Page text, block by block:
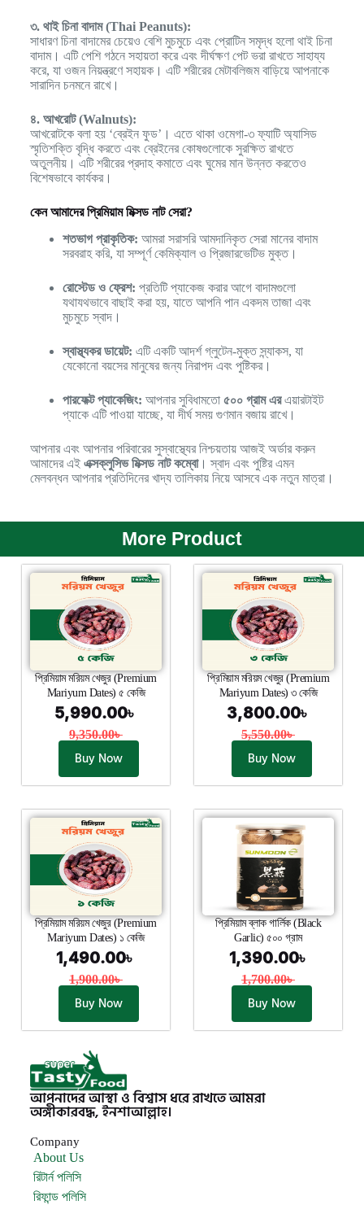
৩. থাই চিনা বাদাম (Thai Peanuts):
সাধারণ চিনা বাদামের চেয়েও বেশি মুচমুচে এবং প্রোটিন সমৃদ্ধ হলো থাই চিনা
বাদাম। এটি পেশি গঠনে সহায়তা করে এবং দীর্ঘক্ষণ পেট ভরা রাখতে সাহায্য
করে, যা ওজন নিয়ন্ত্রণে সহায়ক। এটি শরীরের মেটাবলিজম বাড়িয়ে আপনাকে
সারাদিন চনমনে রাখে।
৪. আখরোট (Walnuts):
আখরোটকে বলা হয় ‘ব্রেইন ফুড’। এতে থাকা ওমেগা-৩ ফ্যাটি অ্যাসিড
স্মৃতিশক্তি বৃদ্ধি করতে এবং ব্রেইনের কোষগুলোকে সুরক্ষিত রাখতে
অতুলনীয়। এটি শরীরের প্রদাহ কমাতে এবং ঘুমের মান উন্নত করতেও
বিশেষভাবে কার্যকর।
কেন আমাদের প্রিমিয়াম মিক্সড নাট সেরা?
শতভাগ প্রাকৃতিক: আমরা সরাসরি আমদানিকৃত সেরা মানের বাদাম
সরবরাহ করি, যা সম্পূর্ণ কেমিক্যাল ও প্রিজারভেটিভ মুক্ত।
রোস্টেড ও ফ্রেশ: প্রতিটি প্যাকেজ করার আগে বাদামগুলো
যথাযথভাবে বাছাই করা হয়, যাতে আপনি পান একদম তাজা এবং
মুচমুচে স্বাদ।
স্বাস্থ্যকর ডায়েট: এটি একটি আদর্শ গ্লুটেন-মুক্ত স্ন্যাকস, যা
যেকোনো বয়সের মানুষের জন্য নিরাপদ এবং পুষ্টিকর।
পারফেক্ট প্যাকেজিং: আপনার সুবিধামতো ৫০০ গ্রাম এরএয়ারটাইট
প্যাকে এটি পাওয়া যাচ্ছে, যা দীর্ঘ সময় গুণমান বজায় রাখে।
আপনার এবং আপনার পরিবারের সুস্বাস্থ্যের নিশ্চয়তায় আজই অর্ডার করুন
আমাদের এই এক্সক্লুসিভ মিক্সড নাট কম্বো। স্বাদ এবং পুষ্টির এমন
মেলবন্ধন আপনার প্রতিদিনের খাদ্য তালিকায় নিয়ে আসবে এক নতুন মাত্রা।
More Product
প্রিমিয়াম মরিয়ম খেজুর (Premium
Mariyum Dates) ৫ কেজি
9,350.00৳
5,990.00৳
Buy Now
প্রিমিয়াম মরিয়ম খেজুর (Premium
Mariyum Dates) ৩ কেজি
5,550.00৳
3,800.00৳
Buy Now
প্রিমিয়াম মরিয়ম খেজুর (Premium
Mariyum Dates) ১ কেজি
1,900.00৳
1,490.00৳
Buy Now
প্রিমিয়াম ব্লাক গার্লিক (Black
Garlic) ৫০০ গ্রাম
1,700.00৳
1,390.00৳
Buy Now
আপনাদের আস্থা ও বিশ্বাস ধরে রাখতে আমরা
অঙ্গীকারবদ্ধ, ইনশাআল্লাহ।
Company
About Us
রিটার্ন পলিসি
রিফান্ড পলিসি